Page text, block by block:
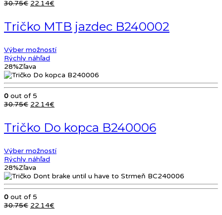
30.75€ Pôvodná
30.75€.
22.14€
22.14€.
Tričko MTB jazdec B240002
Výber možností
Rýchly náhľad
28%Zľava
0 out of 5
30.75€ Pôvodná
30.75€.
22.14€
22.14€.
Tričko Do kopca B240006
Výber možností
Rýchly náhľad
28%Zľava
0 out of 5
30.75€ Pôvodná
22.14€